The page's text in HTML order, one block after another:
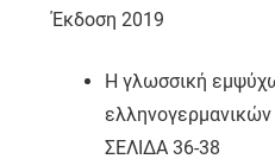
Έκδοση 2019
Η γλωσσική
ΣΕΛΙΔΑ 36-38